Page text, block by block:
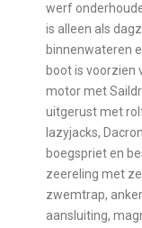
werf
is alleen als
binnenwateren
boot is voorzien
motor met
uitgerust met
lazyjacks,
boegspriet en
zeereling met
zwemtrap,
aansluiting,